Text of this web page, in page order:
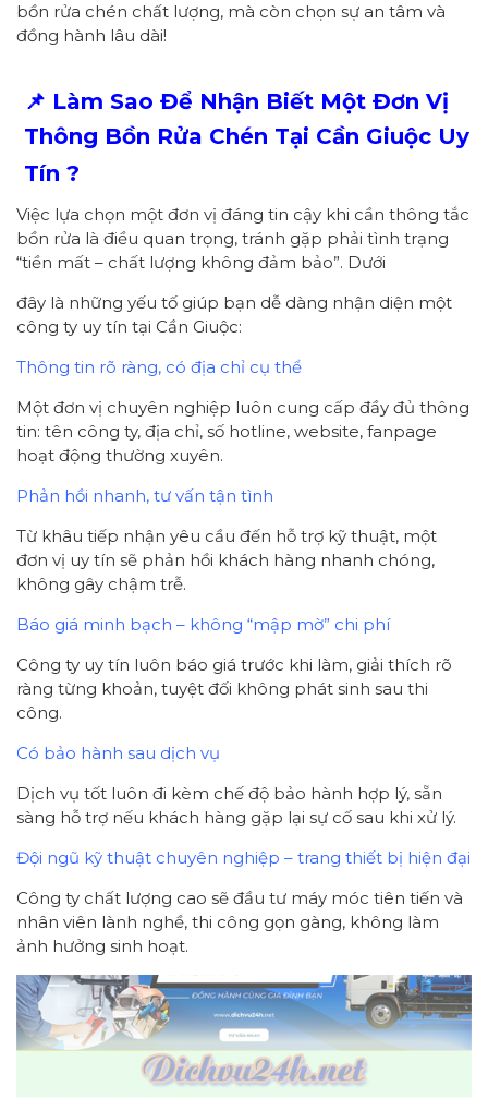
bồn rửa chén chất lượng, mà còn chọn sự an tâm và
đồng hành lâu dài!
📌 Làm Sao Để Nhận Biết Một Đơn Vị
Thông Bồn Rửa Chén Tại Cần Giuộc Uy
Tín ?
Việc lựa chọn một đơn vị đáng tin cậy khi cần thông tắc
bồn rửa là điều quan trọng, tránh gặp phải tình trạng
“tiền mất – chất lượng không đảm bảo”. Dưới
đây là những yếu tố giúp bạn dễ dàng nhận diện một
công ty uy tín tại Cần Giuộc:
Thông tin rõ ràng, có địa chỉ cụ thể
Một đơn vị chuyên nghiệp luôn cung cấp đầy đủ thông
tin: tên công ty, địa chỉ, số hotline, website, fanpage
hoạt động thường xuyên.
Phản hồi nhanh, tư vấn tận tình
Từ khâu tiếp nhận yêu cầu đến hỗ trợ kỹ thuật, một
đơn vị uy tín sẽ phản hồi khách hàng nhanh chóng,
không gây chậm trễ.
Báo giá minh bạch – không “mập mờ” chi phí
Công ty uy tín luôn báo giá trước khi làm, giải thích rõ
ràng từng khoản, tuyệt đối không phát sinh sau thi
công.
Có bảo hành sau dịch vụ
Dịch vụ tốt luôn đi kèm chế độ bảo hành hợp lý, sẵn
sàng hỗ trợ nếu khách hàng gặp lại sự cố sau khi xử lý.
Đội ngũ kỹ thuật chuyên nghiệp – trang thiết bị hiện đại
Công ty chất lượng cao sẽ đầu tư máy móc tiên tiến và
nhân viên lành nghề, thi công gọn gàng, không làm
ảnh hưởng sinh hoạt.